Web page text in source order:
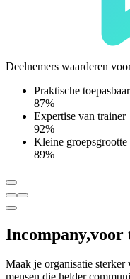
Deelnemers waarderen
Praktische
87%
Expertise van trainer
92%
Kleine groepsgrootte
89%
Incompany,voor
Maak je organisatie